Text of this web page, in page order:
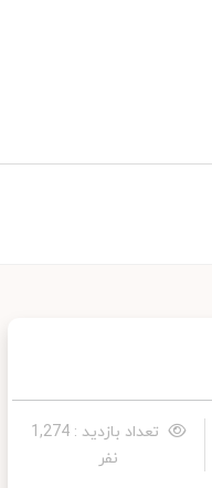
تعداد بازدید : 1,274
نفر